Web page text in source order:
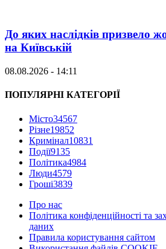
До яких наслідків призвело
на Київській
08.08.2026 - 14:11
ПОПУЛЯРНІ КАТЕГОРІЇ
Місто34567
Різне19852
Кримінал10831
Події9135
Політика4984
Люди4579
Гроші3839
Про нас
Політика конфіденційності та
даних
Правила користування сайтом